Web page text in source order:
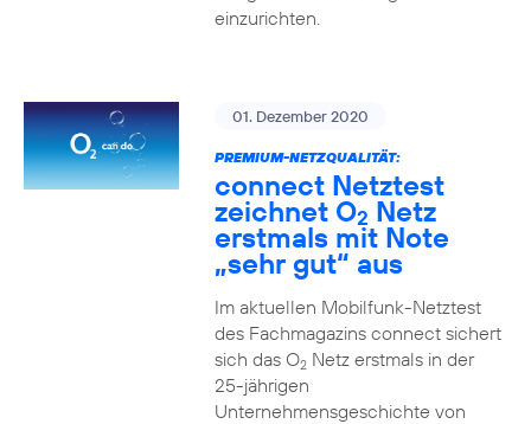
einzurichten.
01. Dezember 2020
PREMIUM-NETZQUALITÄT:
connect Netztest
zeichnet O2 Netz
erstmals mit Note
„sehr gut“ aus
Im aktuellen Mobilfunk-Netztest
des Fachmagazins connect sichert
sich das O2Netz erstmals in der
25-jährigen
Unternehmensgeschichte von